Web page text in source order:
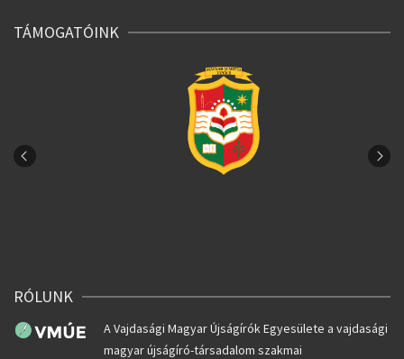
TÁMOGATÓINK
RÓLUNK
A Vajdasági Magyar Újságírók Egyesülete a vajdasági
magyar újságíró-társadalom szakmai